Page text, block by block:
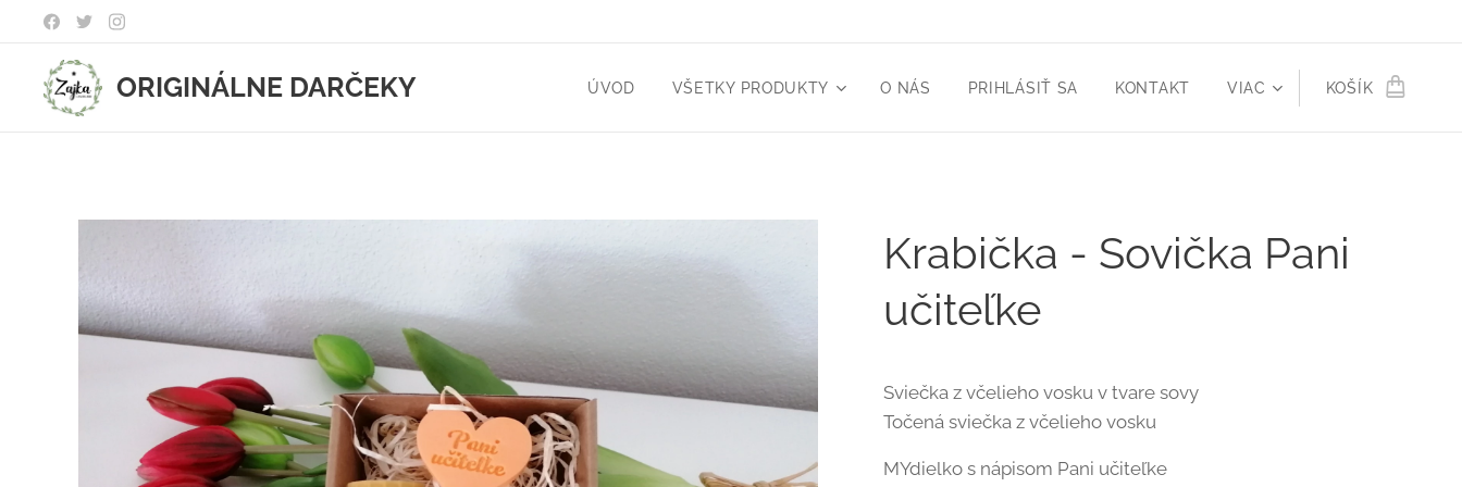
ORIGINÁLNE DARČEKY ÚVOD VŠETKY PRODUKTY O NÁS PRIHLÁSIŤ SA KONTAKT VIAC KOŠÍK
Krabička - Sovička Pani
učiteľke
Sviečka z včelieho vosku v tvare sovy
Točená sviečka z včelieho vosku
MYdielko s nápisom Pani učiteľke